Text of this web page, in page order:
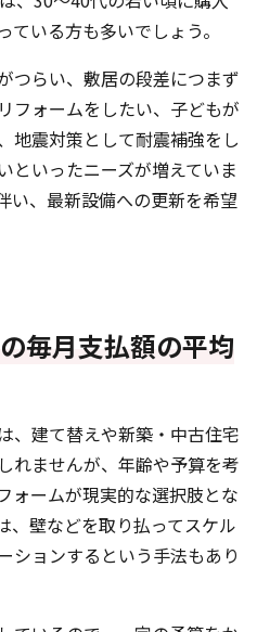
いる方も多いでしょう。
つらい、敷居の段差につまず
フォームをしたい、子どもが
地震対策として耐震補強をし
といったニーズが増えていま
い、最新設備への更新を希望
毎月支払額の平均
、建て替えや新築・中古住宅
れませんが、年齢や予算を考
ォームが現実的な選択肢とな
、壁などを取り払ってスケル
ションするという手法もあり